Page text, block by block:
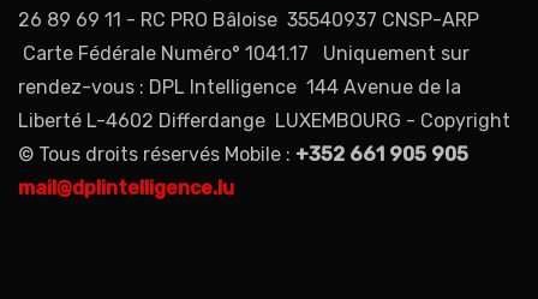
26 89 69 11 - RC PRO Bâloise 35540937 CNSP-ARP
Carte Fédérale Numéro° 1041.17 Uniquement sur
rendez-vous : DPL Intelligence 144 Avenue de la
Liberté L-4602 Differdange LUXEMBOURG - Copyright
© Tous droits réservés Mobile : +352 661 905 905
mail@dplintelligence.lu